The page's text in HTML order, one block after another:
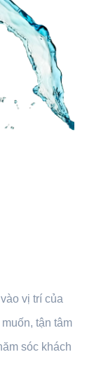
vị trí của
tận tâm
sóc khách